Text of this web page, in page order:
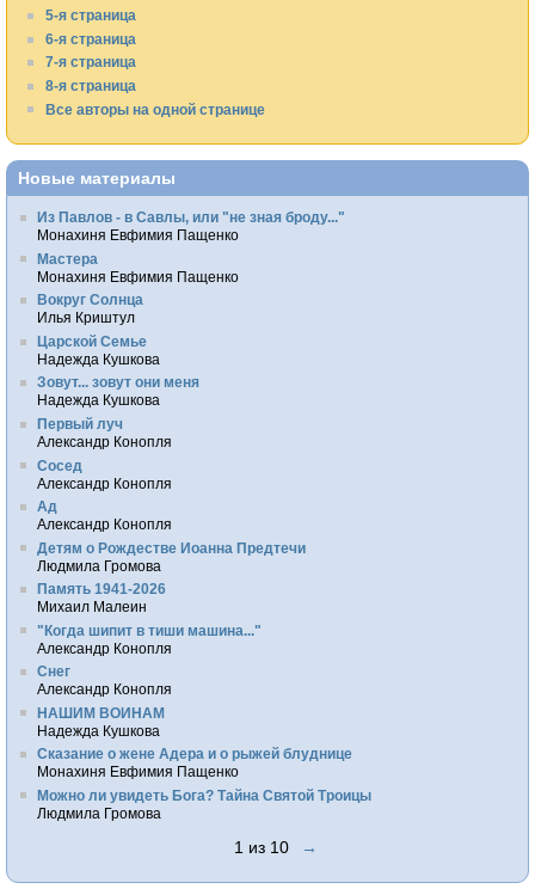
5-я страница
6-я страница
7-я страница
8-я страница
Все авторы на одной странице
Новые материалы
Из Павлов - в Савлы, или "не зная броду..."
Монахиня Евфимия Пащенко
Мастера
Монахиня Евфимия Пащенко
Вокруг Солнца
Илья Криштул
Царской Семье
Надежда Кушкова
Зовут... зовут они меня
Надежда Кушкова
Первый луч
Александр Конопля
Сосед
Александр Конопля
Ад
Александр Конопля
Детям о Рождестве Иоанна Предтечи
Людмила Громова
Память 1941-2026
Михаил Малеин
"Когда шипит в тиши машина..."
Александр Конопля
Снег
Александр Конопля
НАШИМ ВОИНАМ
Надежда Кушкова
Сказание о жене Адера и о рыжей блуднице
Монахиня Евфимия Пащенко
Можно ли увидеть Бога? Тайна Святой Троицы
Людмила Громова
1 из 10 →